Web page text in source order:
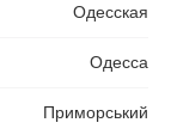
Одесская
Одесса
Приморський